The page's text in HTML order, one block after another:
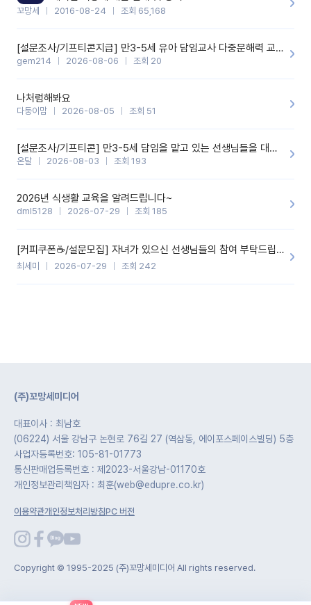
꼬망세 2016-08-24 조회 65,168
[설문조사/기프티콘지급] 만3-5세 유아 담임교사 다중문해력 교육 증진을 위한 설문조사
gem214 2026-08-06 조회 20
나처럼해봐요
다둥이맘 2026-08-05 조회 51
[설문조사/기프티콘] 만3-5세 담임을 맡고 있는 선생님들을 대상으로 설문조사를 합니다!
온달 2026-08-03 조회 193
2026년 식생활 교육을 알려드립니다~
dml5128 2026-07-29 조회 185
[커피쿠폰☕️/설문모집] 자녀가 있으신 선생님들의 참여 부탁드립니다!!
최세미 2026-07-29 조회 242
(주)꼬망세미디어
대표이사 : 최남호
(06224) 서울 강남구 논현로 76길 27 (역삼동, 에이포스페이스빌딩) 5층
사업자등록번호: 105-81-01773
통신판매업등록번호 : 제2023-서울강남-01170호
개인정보관리책임자 : 최훈(web@edupre.co.kr)
이용약관개인정보처리방침PC 버전
Copyright © 1995-2025 (주)꼬망세미디어 All rights reserved.